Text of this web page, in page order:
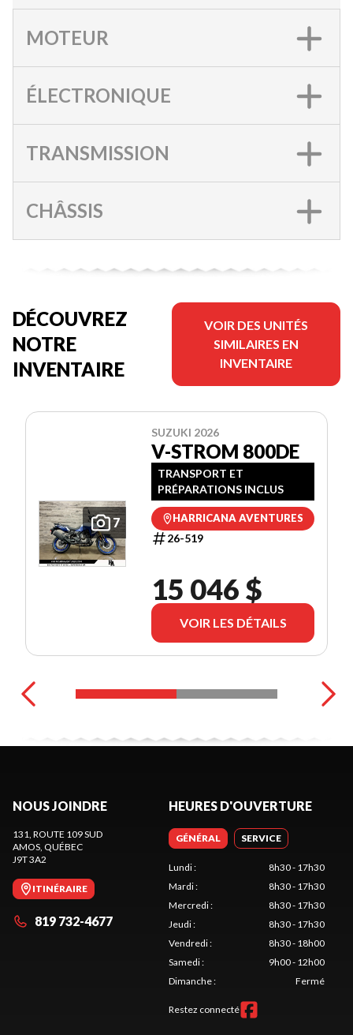
MOTEUR
ÉLECTRONIQUE
TRANSMISSION
CHÂSSIS
DÉCOUVREZ
NOTRE
INVENTAIRE
VOIR DES UNITÉS
SIMILAIRES EN
INVENTAIRE
7
SUZUKI 2026
V-STROM 800DE
TRANSPORT ET
PRÉPARATIONS INCLUS
HARRICANA AVENTURES
26-519
15 046 $
VOIR LES DÉTAILS
NOUS JOINDRE
131, ROUTE 109 SUD
AMOS, QUÉBEC
J9T 3A2
ITINÉRAIRE
819 732-4677
HEURES D'OUVERTURE
GÉNÉRAL SERVICE
Lundi:
8h30 - 17h30
Mardi:
8h30 - 17h30
Mercredi:
8h30 - 17h30
Jeudi:
8h30 - 17h30
Vendredi:
8h30 - 18h00
Samedi:
9h00 - 12h00
Dimanche: Fermé
Restez connecté